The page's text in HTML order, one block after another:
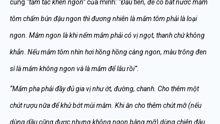
cũng “tấm tắc khen ngon”của mình: “Đầu tiên, để có bát nước mắm
tôm chấm bún đậu ngon thì đương nhiên là mắm tôm phải là loại
ngon. Mắm ngon là khi nếm mắm phải có vị ngọt, thanh chứ không
khẳn. Nếu mắm tôm nhìn hơi hồng hồng càng ngon, màu trông đen
sì là mắm không ngon và là mắm để lâu rồi”.
“Mắm pha phải đầy đủ gia vị như ớt, đường, chanh. Cho thêm một
chút rượu nữa để khử bớt mùi mắm. Khi ăn cho thêm chút mỡ (nếu
dùng dầu cũng được nhưng không ngon bằng mỡ) dùng chiên đậu